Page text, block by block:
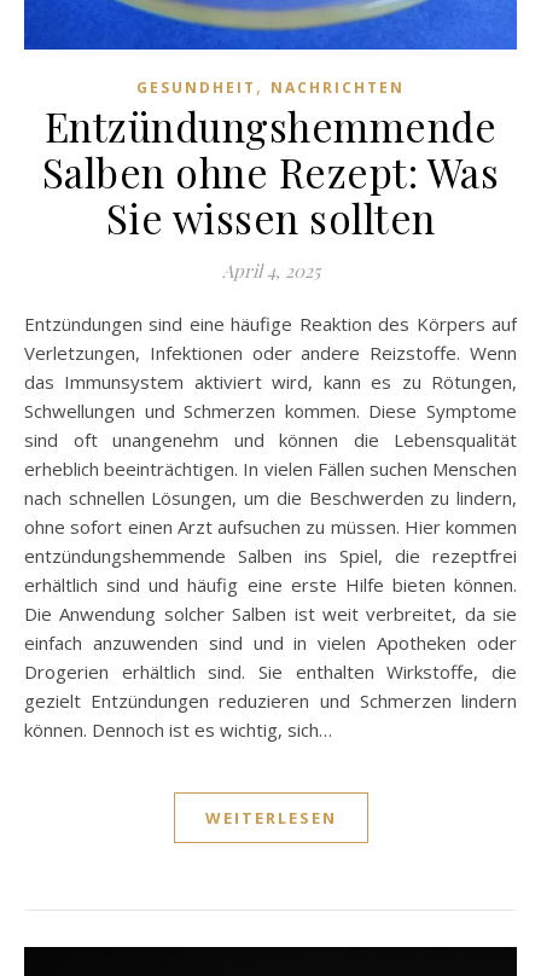
GESUNDHEIT , NACHRICHTEN
Entzündungshemmende
Salben ohne Rezept: Was
Sie wissen sollten
April 4, 2025
Entzündungen sind eine häufige Reaktion des Körpers auf
Verletzungen, Infektionen oder andere Reizstoffe. Wenn
das Immunsystem aktiviert wird, kann es zu Rötungen,
Schwellungen und Schmerzen kommen. Diese Symptome
sind oft unangenehm und können die Lebensqualität
erheblich beeinträchtigen. In vielen Fällen suchen Menschen
nach schnellen Lösungen, um die Beschwerden zu lindern,
ohne sofort einen Arzt aufsuchen zu müssen. Hier kommen
entzündungshemmende Salben ins Spiel, die rezeptfrei
erhältlich sind und häufig eine erste Hilfe bieten können.
Die Anwendung solcher Salben ist weit verbreitet, da sie
einfach anzuwenden sind und in vielen Apotheken oder
Drogerien erhältlich sind. Sie enthalten Wirkstoffe, die
gezielt Entzündungen reduzieren und Schmerzen lindern
können. Dennoch ist es wichtig, sich…
WEITERLESEN